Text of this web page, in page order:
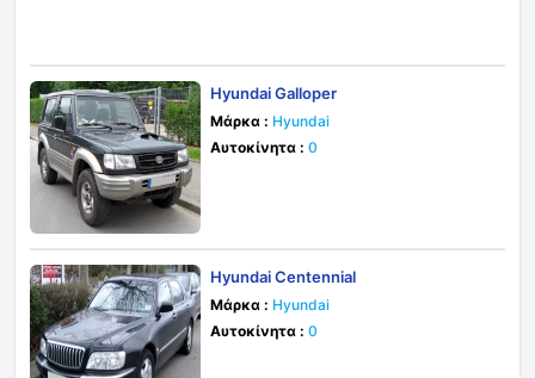
Hyundai Galloper
Μάρκα : Hyundai
Αυτοκίνητα : 0
Hyundai Centennial
Μάρκα : Hyundai
Αυτοκίνητα : 0